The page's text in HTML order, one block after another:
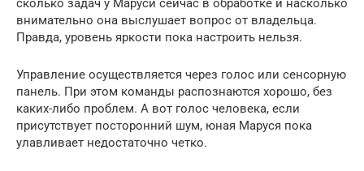
сколько задач у Маруси сейчас в обработке и насколько
внимательно она выслушает вопрос от владельца.
Правда, уровень яркости пока настроить нельзя.
Управление осуществляется через голос или сенсорную
панель. При этом команды распознаются хорошо, без
каких-либо проблем. А вот голос человека, если
присутствует посторонний шум, юная Маруся пока
улавливает недостаточно четко.